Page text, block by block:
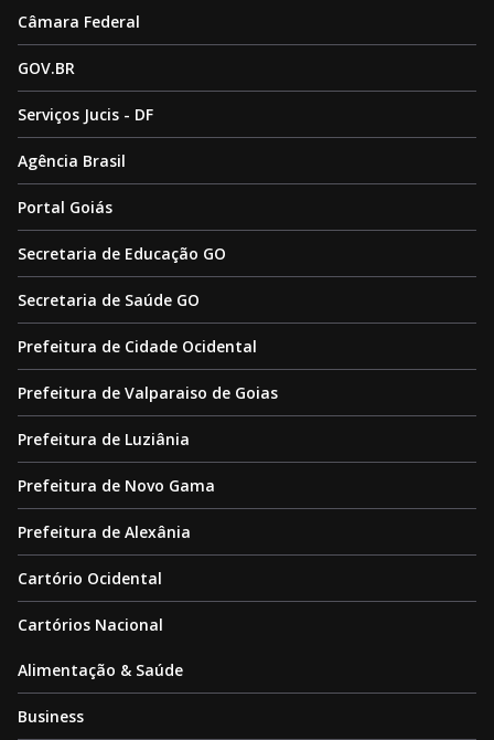
Câmara Federal
GOV.BR
Serviços Jucis - DF
Agência Brasil
Portal Goiás
Secretaria de Educação GO
Secretaria de Saúde GO
Prefeitura de Cidade Ocidental
Prefeitura de Valparaiso de Goias
Prefeitura de Luziânia
Prefeitura de Novo Gama
Prefeitura de Alexânia
Cartório Ocidental
Cartórios Nacional
Alimentação & Saúde
Business